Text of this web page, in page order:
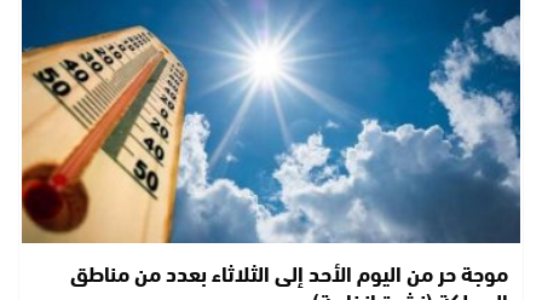
موجة حر من اليوم الأحد إلى الثلاثاء بعدد من مناطق